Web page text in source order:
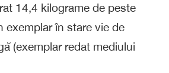
14,4 kilograme de peste
exemplar în stare vie de
(exemplar redat mediului